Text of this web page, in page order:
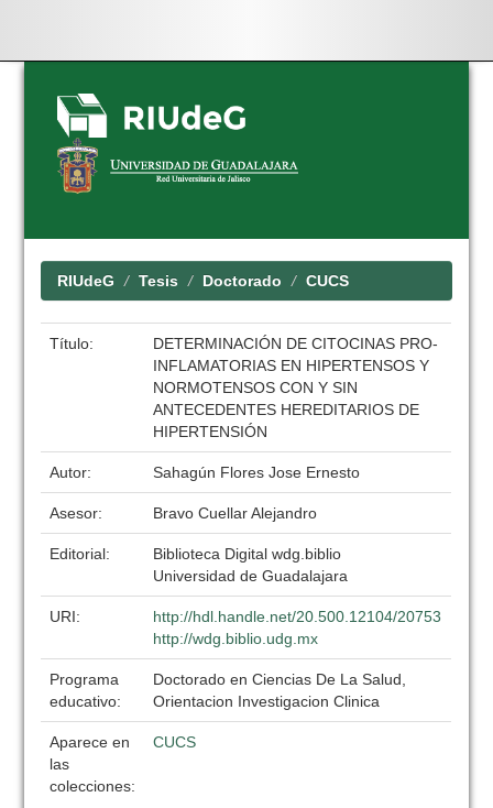
Skip
navigation
RIUdeG Tesis Doctorado CUCS
Título:
DETERMINACIÓN DE CITOCINAS PRO-
INFLAMATORIAS EN HIPERTENSOS Y
NORMOTENSOS CON Y SIN
ANTECEDENTES HEREDITARIOS DE
HIPERTENSIÓN
Autor: Sahagún Flores Jose Ernesto
Asesor: Bravo Cuellar Alejandro
Editorial:
Biblioteca Digital wdg.biblio
Universidad de Guadalajara
URI:
http://hdl.handle.net/20.500.12104/20753
http://wdg.biblio.udg.mx
Programa
educativo:
Doctorado en Ciencias De La Salud,
Orientacion Investigacion Clinica
Aparece en
las
colecciones:
CUCS